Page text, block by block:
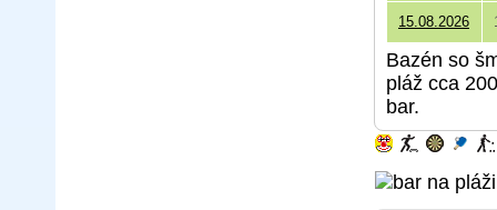
15.08.2026
Bazén so
pláž cca
bar.